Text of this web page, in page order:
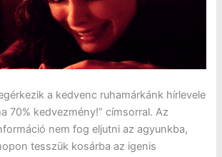
a kedvenc ruhamárkánk hírlevele
70% kedvezmény!” címsorral. Az
nem fog eljutni az agyunkba,
tesszük kosárba az igenis